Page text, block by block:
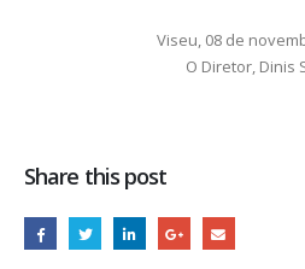
Viseu, 08 de
O Diretor, Dinis
Share this post